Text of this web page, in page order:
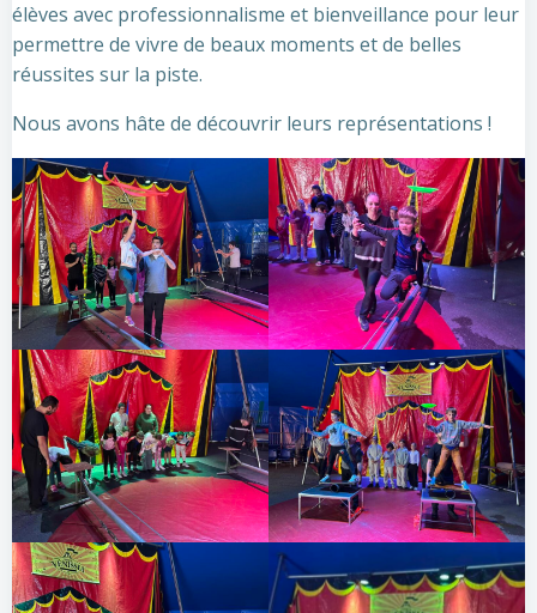
élèves avec professionnalisme et bienveillance pour leur
permettre de vivre de beaux moments et de belles
réussites sur la piste.
Nous avons hâte de découvrir leurs représentations !